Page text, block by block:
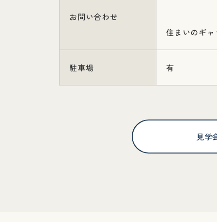
お問い合わせ
住まいのギ
駐車場 有
見学